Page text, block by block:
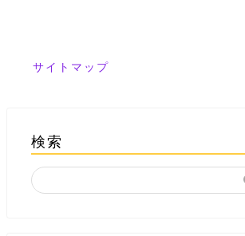
サイトマップ
検索